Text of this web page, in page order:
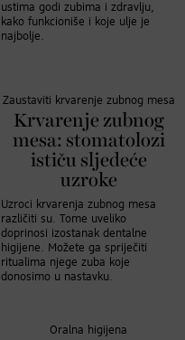
ustima godi zubima i zdravlju,
kako funkcioniše i koje ulje je
najbolje.
Zaustaviti krvarenje zubnog mesa
Krvarenje zubnog
mesa: stomatolozi
ističu sljedeće
uzroke
Uzroci krvarenja zubnog mesa
različiti su. Tome uveliko
doprinosi izostanak dentalne
higijene. Možete ga spriječiti
ritualima njege zuba koje
donosimo u nastavku.
Oralna higijena